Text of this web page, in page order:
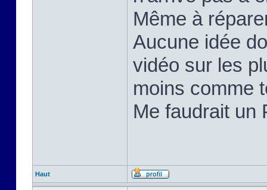
Même à
Aucune idée
vidéo sur les
moins comme
Me faudrait un
Haut